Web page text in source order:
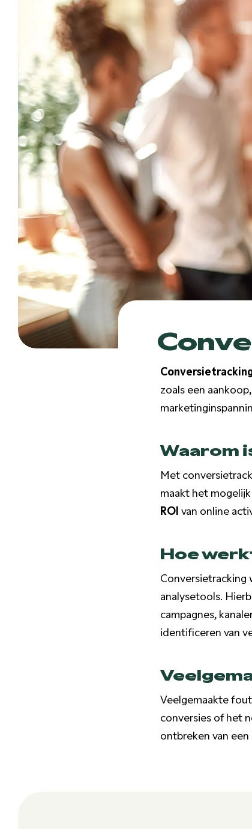
zoals een
Waarom
Met
maakt het
ROIvan online
Hoe
Conversietracking
analysetools.
campagnes,
identificeren van
Veelgemaakte
conversies of het
ontbreken van